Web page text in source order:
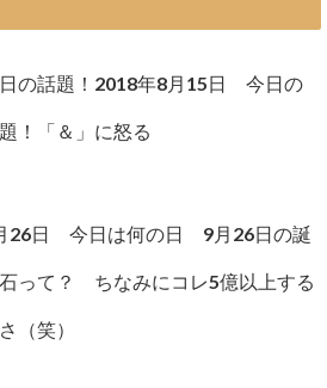
の話題！2018年8月15日 今日の
！「＆」に怒る
26日 今日は何の日 9月26日の誕
って？ ちなみにコレ5億以上する
（笑）